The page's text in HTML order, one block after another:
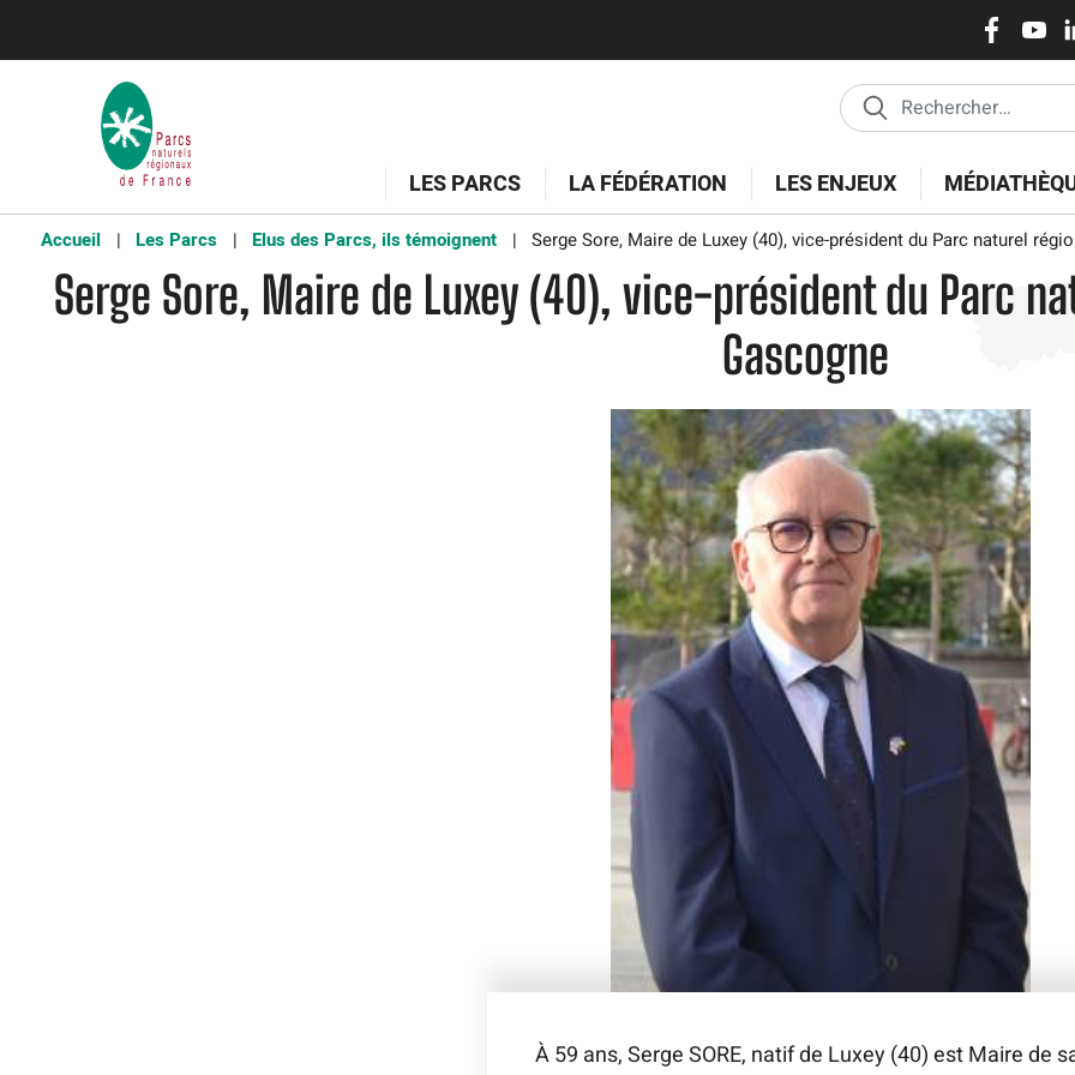
principal
Réseaux
sociaux
LES PARCS LA FÉDÉRATION LES ENJEUX
Accueil Les Parcs Elus des Parcs, ils témoignent Serge Sore, Maire de Luxey (40), vice-président du Parc naturel
Serge Sore, Maire de Luxey (40), vice-président du Parc
Gascogne
À 59 ans, Serge SORE, natif de Luxey (40) est Maire de